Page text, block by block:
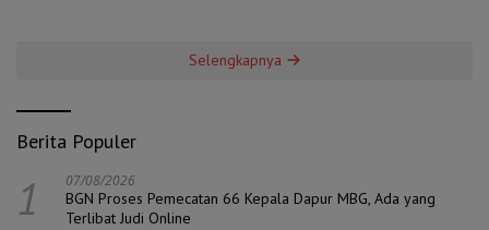
Selengkapnya
Berita Populer
1 07/08/2026
BGN Proses Pemecatan 66 Kepala Dapur MBG, Ada yang
Terlibat Judi Online